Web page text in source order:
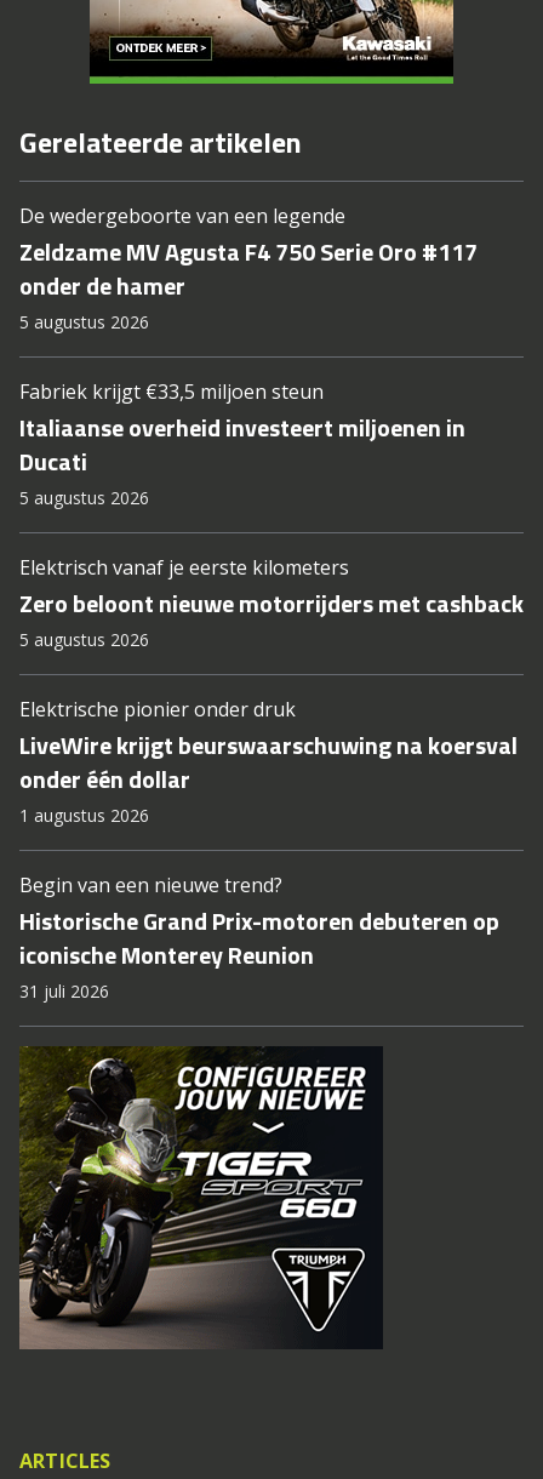
Gerelateerde artikelen
De wedergeboorte van een legende
Zeldzame MV Agusta F4 750 Serie Oro #117
onder de hamer
5 augustus 2026
Fabriek krijgt €33,5 miljoen steun
Italiaanse overheid investeert miljoenen in
Ducati
5 augustus 2026
Elektrisch vanaf je eerste kilometers
Zero beloont nieuwe motorrijders met cashback
5 augustus 2026
Elektrische pionier onder druk
LiveWire krijgt beurswaarschuwing na koersval
onder één dollar
1 augustus 2026
Begin van een nieuwe trend?
Historische Grand Prix-motoren debuteren op
iconische Monterey Reunion
31 juli 2026
ARTICLES